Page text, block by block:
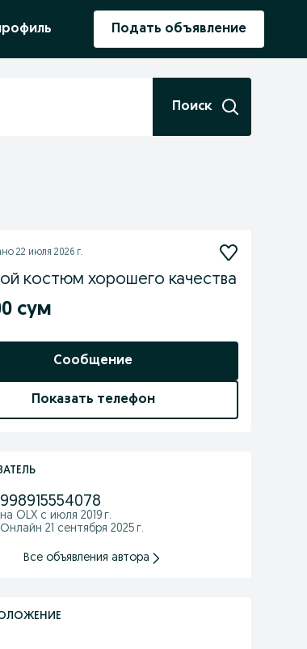
Подать объявление
Поиск
22 июля 2026 г.
костюм хорошего качества
сум
Сообщение
Показать телефон
998915554078
на OLX с июля 2019 г.
Онлайн 21 сентября 2025 г.
Все объявления автора